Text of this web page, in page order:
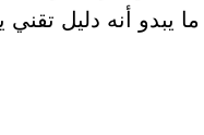
يبدو أنه دليل تقني